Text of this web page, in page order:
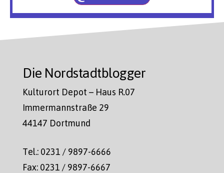
Die Nordstadtblogger
Kulturort Depot – Haus R.07
Immermannstraße 29
44147 Dortmund
Tel.: 0231 / 9897-6666
Fax: 0231 / 9897-6667